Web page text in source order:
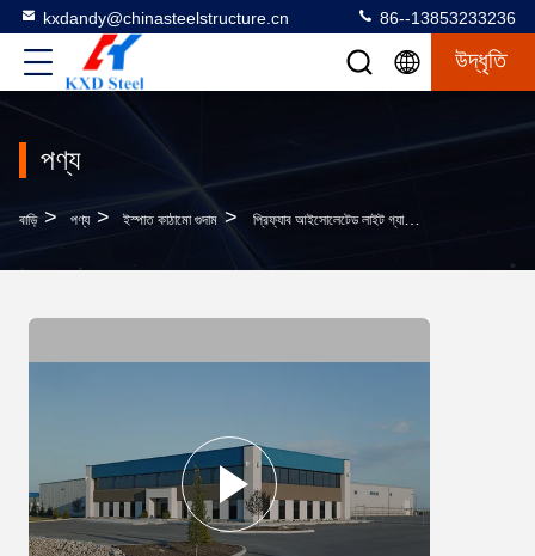
kxdandy@chinasteelstructure.cn 86--13853233236
উদ্ধৃতি
পণ্য
বাড়ি > পণ্য > ইস্পাত কাঠামো গুদাম > প্রিফ্যাব আইসোলেটেড লাইট গ্যাজ স্টিল স্ট্রাকচার শিল্প দীর্ঘ স্প্যান স্ট্রাকচার বিল্ডিং